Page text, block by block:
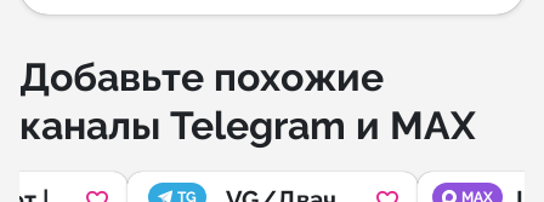
Добавьте похожие
каналы Telegram и MAX
TG MAX